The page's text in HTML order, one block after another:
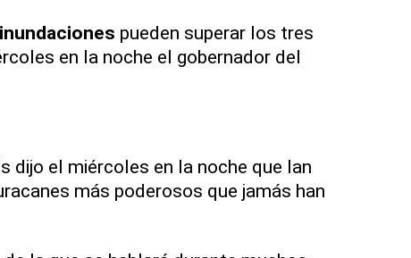
inundaciones pueden superar los tres
en la noche el gobernador del
dijo el miércoles en la noche que Ian
más poderosos que jamás han